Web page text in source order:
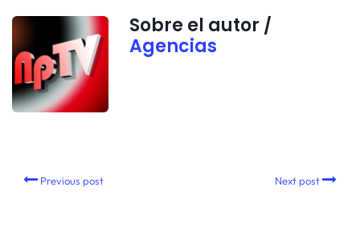
Sobre el autor /
Agencias
Previous post Next post